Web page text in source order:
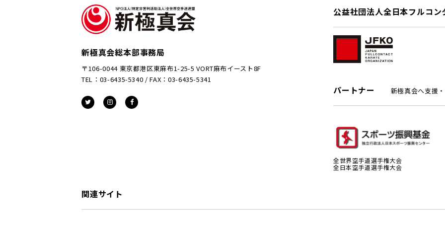
新極真会総本部事務局
〒106-0044 東京都港区東麻布1-25-5 VORT麻布イースト8F
TEL：03-6435-5340 / FAX：03-6435-5341
公益社団法人全日本フルコ
パートナー 新極真会へ支援
全世界空手道選手権大会
全日本空手道選手権大会
関連サイト